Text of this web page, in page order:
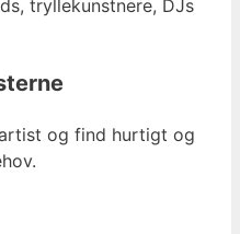
tryllekunstnere, DJs
og find hurtigt og